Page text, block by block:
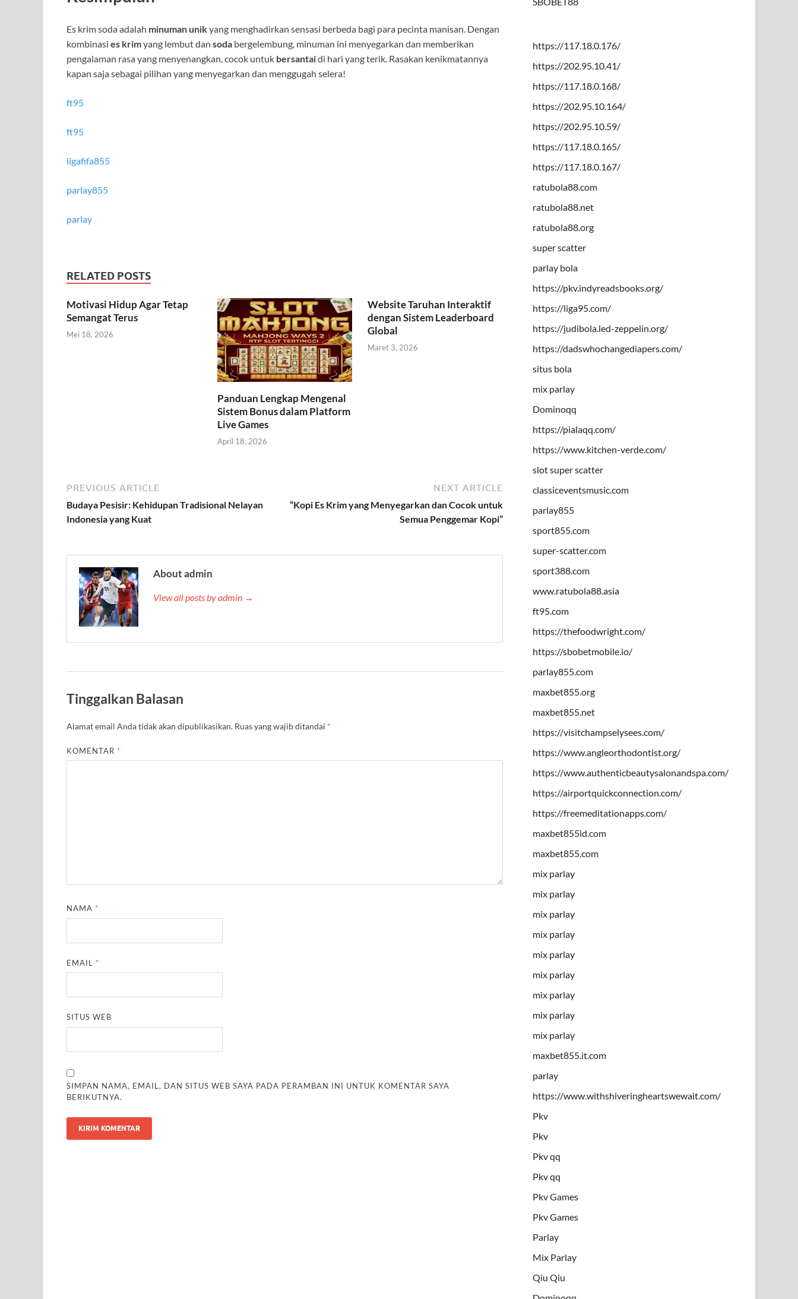
Es krim soda adalah minuman unikyang menghadirkan sensasi berbeda bagi para pecinta manisan. Dengan
kombinasi es krimyang lembut dan soda bergelembung, minuman ini menyegarkan dan memberikan
pengalaman rasa yang menyenangkan, cocok untuk bersantaidi hari yang terik. Rasakan kenikmatannya
kapan saja sebagai pilihan yang menyegarkan dan menggugah selera!
ft95
ft95
ligafifa855
parlay855
parlay
RELATED POSTS
Motivasi Hidup Agar Tetap
Semangat Terus
Mei 18, 2026
Panduan Lengkap Mengenal
Sistem Bonus dalam Platform
Live Games
April 18, 2026
Website Taruhan Interaktif
dengan Sistem Leaderboard
Global
Maret 3, 2026
PREVIOUS ARTICLE
Budaya Pesisir: Kehidupan Tradisional Nelayan
Indonesia yang Kuat
NEXT ARTICLE
“Kopi Es Krim yang Menyegarkan dan Cocok untuk
Semua Penggemar Kopi”
About admin
View all posts by admin →
Tinggalkan Balasan
Alamat email Anda tidak akan dipublikasikan. Ruas yang wajib ditandai *
KOMENTAR *
NAMA *
EMAIL *
SITUS WEB
SIMPAN NAMA, EMAIL, DAN SITUS WEB SAYA PADA PERAMBAN INI UNTUK KOMENTAR SAYA
BERIKUTNYA.
https://117.18.0.176/
https://202.95.10.41/
https://117.18.0.168/
https://202.95.10.164/
https://202.95.10.59/
https://117.18.0.165/
https://117.18.0.167/
ratubola88.com
ratubola88.net
ratubola88.org
super scatter
parlay bola
https://pkv.indyreadsbooks.org/
https://liga95.com/
https://judibola.led-zeppelin.org/
https://dadswhochangediapers.com/
situs bola
mix parlay
Dominoqq
https://pialaqq.com/
https://www.kitchen-verde.com/
slot super scatter
classiceventsmusic.com
parlay855
sport855.com
super-scatter.com
sport388.com
www.ratubola88.asia
ft95.com
https://thefoodwright.com/
https://sbobetmobile.io/
parlay855.com
maxbet855.org
maxbet855.net
https://visitchampselysees.com/
https://www.angleorthodontist.org/
https://www.authenticbeautysalonandspa.com/
https://airportquickconnection.com/
https://freemeditationapps.com/
maxbet855id.com
maxbet855.com
mix parlay
mix parlay
mix parlay
mix parlay
mix parlay
mix parlay
mix parlay
mix parlay
mix parlay
maxbet855.it.com
parlay
https://www.withshiveringheartswewait.com/
Pkv
Pkv
Pkv qq
Pkv qq
Pkv Games
Pkv Games
Parlay
Mix Parlay
Qiu Qiu